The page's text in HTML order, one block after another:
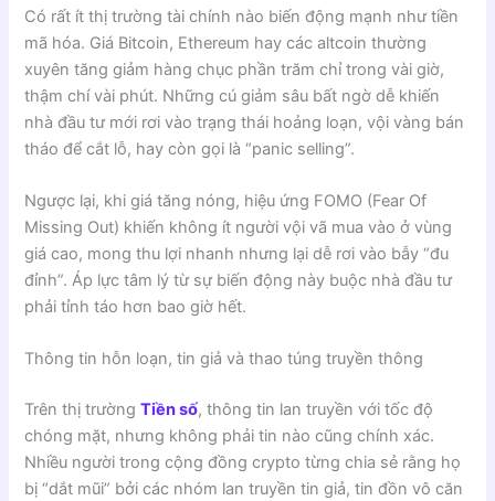
Có rất ít thị trường tài chính nào biến động mạnh như tiền
mã hóa. Giá Bitcoin, Ethereum hay các altcoin thường
xuyên tăng giảm hàng chục phần trăm chỉ trong vài giờ,
thậm chí vài phút. Những cú giảm sâu bất ngờ dễ khiến
nhà đầu tư mới rơi vào trạng thái hoảng loạn, vội vàng bán
tháo để cắt lỗ, hay còn gọi là “panic selling”.
Ngược lại, khi giá tăng nóng, hiệu ứng FOMO (Fear Of
Missing Out) khiến không ít người vội vã mua vào ở vùng
giá cao, mong thu lợi nhanh nhưng lại dễ rơi vào bẫy “đu
đỉnh”. Áp lực tâm lý từ sự biến động này buộc nhà đầu tư
phải tỉnh táo hơn bao giờ hết.
Thông tin hỗn loạn, tin giả và thao túng truyền thông
Trên thị trườngTiền số, thông tin lan truyền với tốc độ
chóng mặt, nhưng không phải tin nào cũng chính xác.
Nhiều người trong cộng đồng crypto từng chia sẻ rằng họ
bị “dắt mũi” bởi các nhóm lan truyền tin giả, tin đồn vô căn